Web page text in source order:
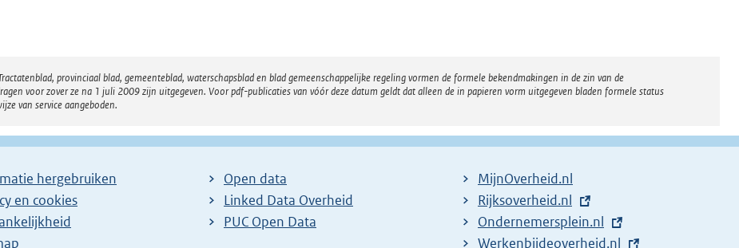
provinciaal blad, gemeenteblad, waterschapsblad en blad gemeenschappelijke regeling vormen de formele bekendmakingen in de zin van de
voor zover ze na 1 juli 2009 zijn uitgegeven. Voor pdf-publicaties van vóór deze datum geldt dat alleen de in papieren vorm uitgegeven bladen formele status
van service aangeboden.
hergebruiken
en cookies
Open data
Linked Data Overheid
PUC Open Data
MijnOverheid.nl
E
x
t
Rijksoverheid.nl
E
x
Ondernemersplein.nl
E
Werkenbijdeoverheid.nl